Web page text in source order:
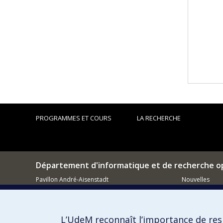
PROGRAMMES ET COURS LA RECHERCHE
Département d'informatique et de recherche
Pavillon André-Aisenstadt
2920, chemin de la Tour
514 343-6602
Nouvelles
L’UdeM reconnaît l’importance de